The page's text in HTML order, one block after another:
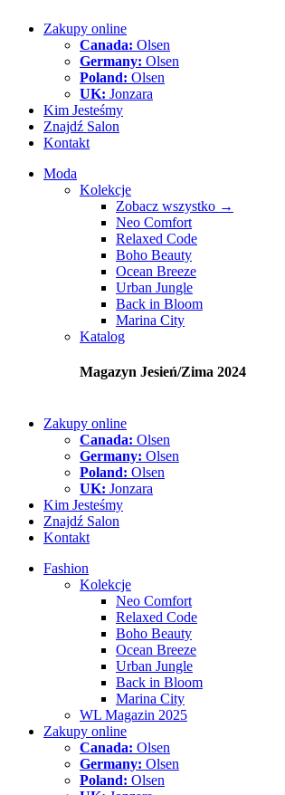
Zakupy online
Canada: Olsen
Germany: Olsen
Poland: Olsen
UK: Jonzara
Kim Jesteśmy
Znajdź Salon
Kontakt
Moda
Kolekcje
Zobacz wszystko →
Neo Comfort
Relaxed Code
Boho Beauty
Ocean Breeze
Urban Jungle
Back in Bloom
Marina City
Katalog
Magazyn Jesień/Zima 2024
Zakupy online
Canada: Olsen
Germany: Olsen
Poland: Olsen
UK: Jonzara
Kim Jesteśmy
Znajdź Salon
Kontakt
Fashion
Kolekcje
Neo Comfort
Relaxed Code
Boho Beauty
Ocean Breeze
Urban Jungle
Back in Bloom
Marina City
WL Magazin 2025
Zakupy online
Canada: Olsen
Germany: Olsen
Poland: Olsen